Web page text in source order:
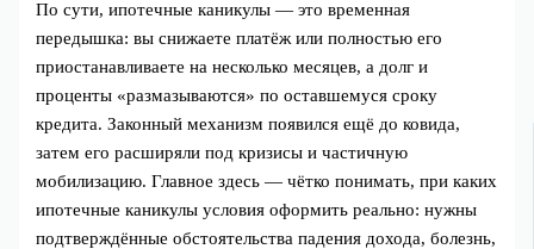
По сути, ипотечные каникулы — это временная
передышка: вы снижаете платёж или полностью его
приостанавливаете на несколько месяцев, а долг и
проценты «размазываются» по оставшемуся сроку
кредита. Законный механизм появился ещё до ковида,
затем его расширяли под кризисы и частичную
мобилизацию. Главное здесь — чётко понимать, при каких
ипотечные каникулы условия оформить реально: нужны
подтверждённые обстоятельства падения дохода, болезнь,